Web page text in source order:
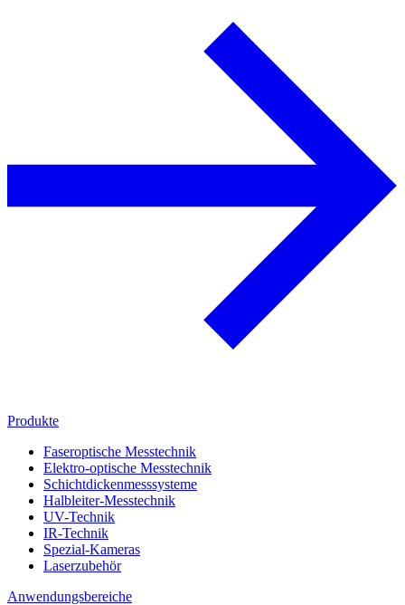
Produkte
Faseroptische Messtechnik
Elektro-optische Messtechnik
Schichtdickenmesssysteme
Halbleiter-Messtechnik
UV-Technik
IR-Technik
Spezial-Kameras
Laserzubehör
Anwendungsbereiche